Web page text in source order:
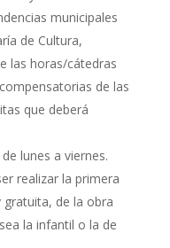
municipales
de Cultura,
las horas/cátedras
de las
que deberá
lunes a viernes.
realizar la primera
de la obra
la infantil o la de